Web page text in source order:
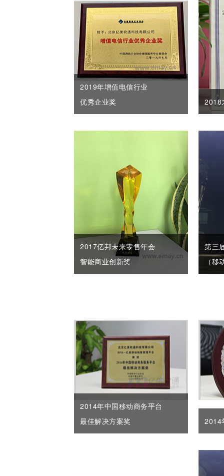
2019年增值电信行业
优秀企业奖
2018
2017亿邦未来零售年会
智能商业创新奖
第三
（
2014年中国移动商务平台
最佳解决方案奖
2014